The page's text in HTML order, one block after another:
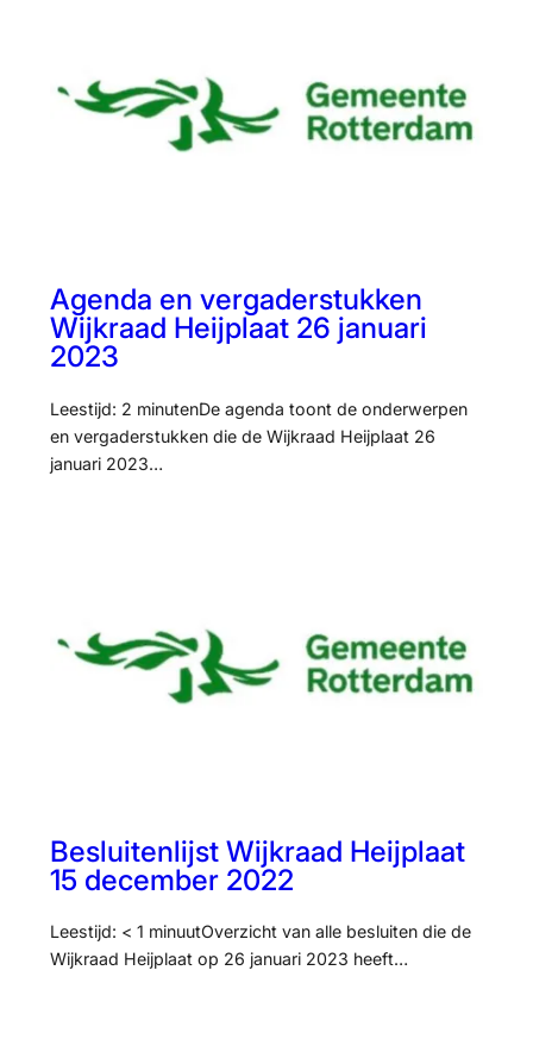
Agenda en vergaderstukken
Wijkraad Heijplaat 26 januari
2023
Leestijd: 2 minutenDe agenda toont de onderwerpen
en vergaderstukken die de Wijkraad Heijplaat 26
januari 2023…
Besluitenlijst Wijkraad Heijplaat
15 december 2022
Leestijd: < 1 minuutOverzicht van alle besluiten die de
Wijkraad Heijplaat op 26 januari 2023 heeft…